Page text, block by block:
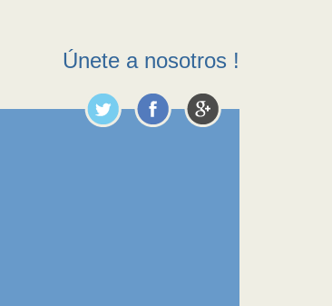
Únete a nosotros !